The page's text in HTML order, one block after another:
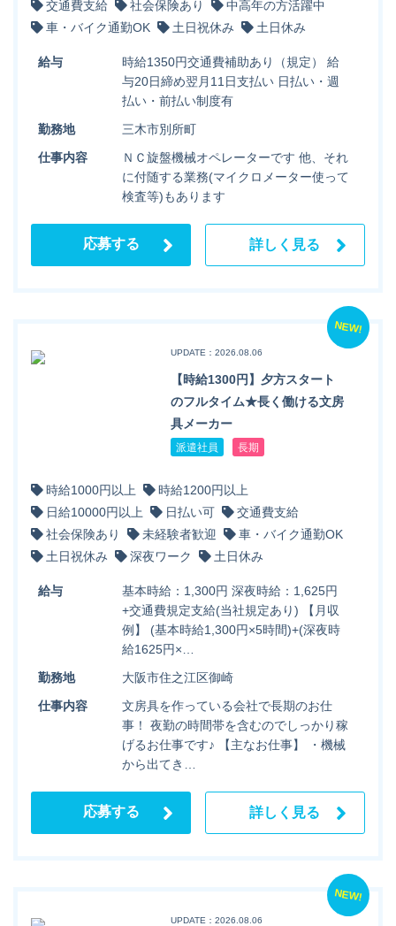
交通費支給 社会保険あり
中高年の方活躍中
車・バイク通勤OK
土日祝休み 土日休み
給与
時給1350円交通費補助あり（規定） 給
与20日締め翌月11日支払い 日払い・週
払い・前払い制度有
勤務地
三木市別所町
仕事内容
ＮＣ旋盤機械オペレーターです 他、それ
に付随する業務(マイクロメーター使って
検査等)もあります
応募する 詳しく見る
NEW!
UPDATE：2026.08.06
【時給1300円】夕方スタート
のフルタイム★長く働ける文房
具メーカー
派遣社員 長期
時給1000円以上
時給1200円以上
日給10000円以上
日払い可
交通費支給
社会保険あり
未経験者歓迎
車・バイク通勤OK
土日祝休み
深夜ワーク 土日休み
給与
基本時給：1,300円 深夜時給：1,625円
+交通費規定支給(当社規定あり) 【月収
例】 (基本時給1,300円×5時間)+(深夜時
給1625円×…
勤務地
大阪市住之江区御崎
仕事内容
文房具を作っている会社で長期のお仕
事！ 夜勤の時間帯を含むのでしっかり稼
げるお仕事です♪ 【主なお仕事】 ・機械
から出てき…
応募する 詳しく見る
NEW!
UPDATE：2026.08.06